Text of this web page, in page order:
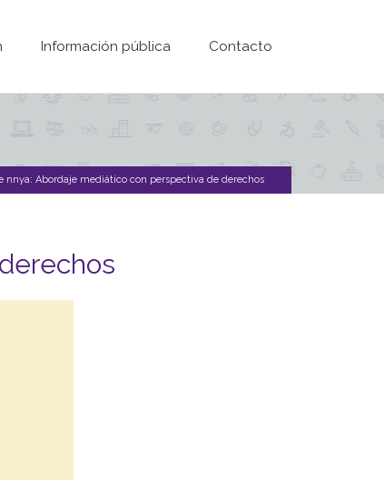
Información pública Contacto
nnya: Abordaje mediático con perspectiva de derechos